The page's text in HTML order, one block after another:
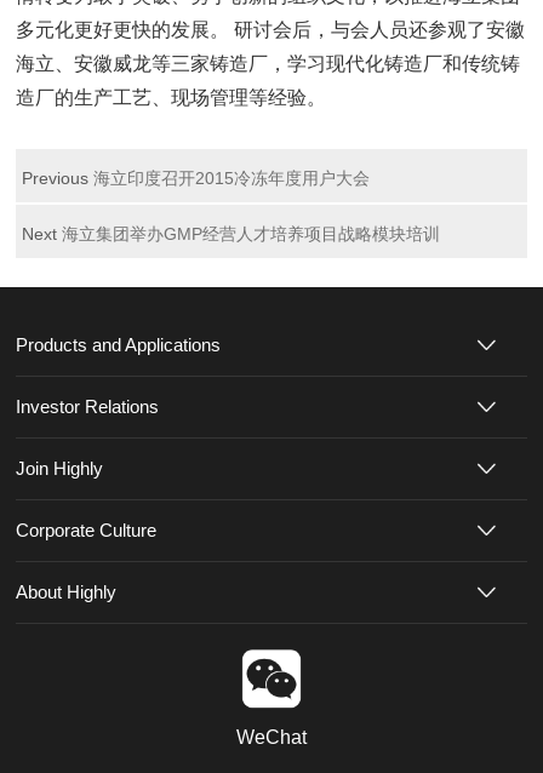
多元化更好更快的发展。 研讨会后，与会人员还参观了安徽
海立、安徽威龙等三家铸造厂，学习现代化铸造厂和传统铸
造厂的生产工艺、现场管理等经验。
Previous 海立印度召开2015冷冻年度用户大会
Next 海立集团举办GMP经营人才培养项目战略模块培训
Products and Applications
Investor Relations
Join Highly
Corporate Culture
About Highly
WeChat